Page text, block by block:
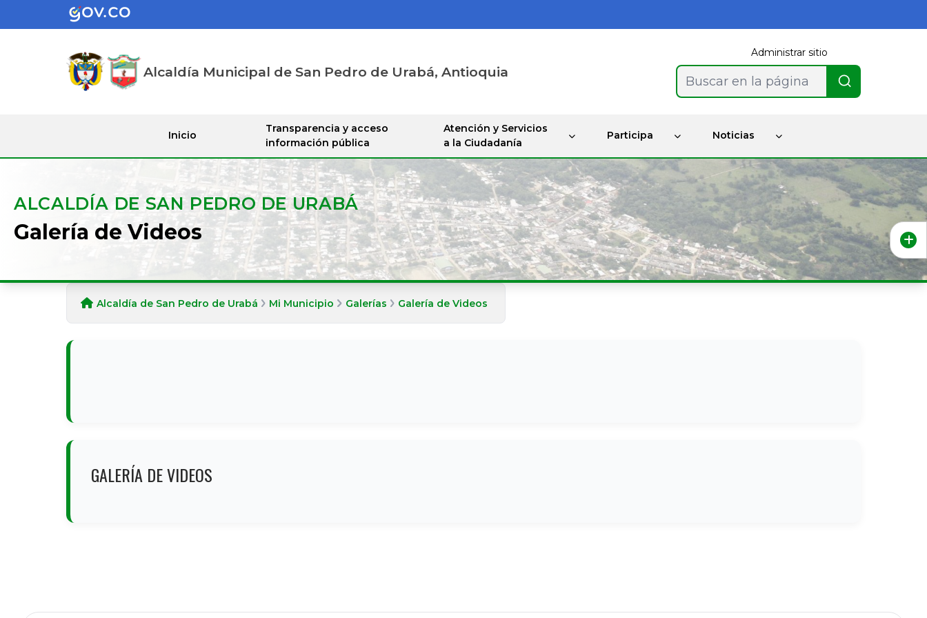
Alcaldía Municipal de San Pedro de Urabá, Antioquia
Administrar sitio
Buscar en la página
Inicio
Transparencia y acceso
información pública
Atención y Servicios
a la Ciudadanía
Participa Noticias
ALCALDÍA DE SAN PEDRO DE URABÁ
Galería de Videos
Alcaldía de San Pedro de Urabá Mi Municipio Galerías Galería de Videos
​GALERÍA DE VIDEOS